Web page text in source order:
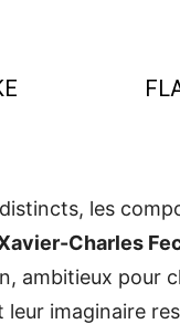
les
Charles
ambitieux pour
imaginaire